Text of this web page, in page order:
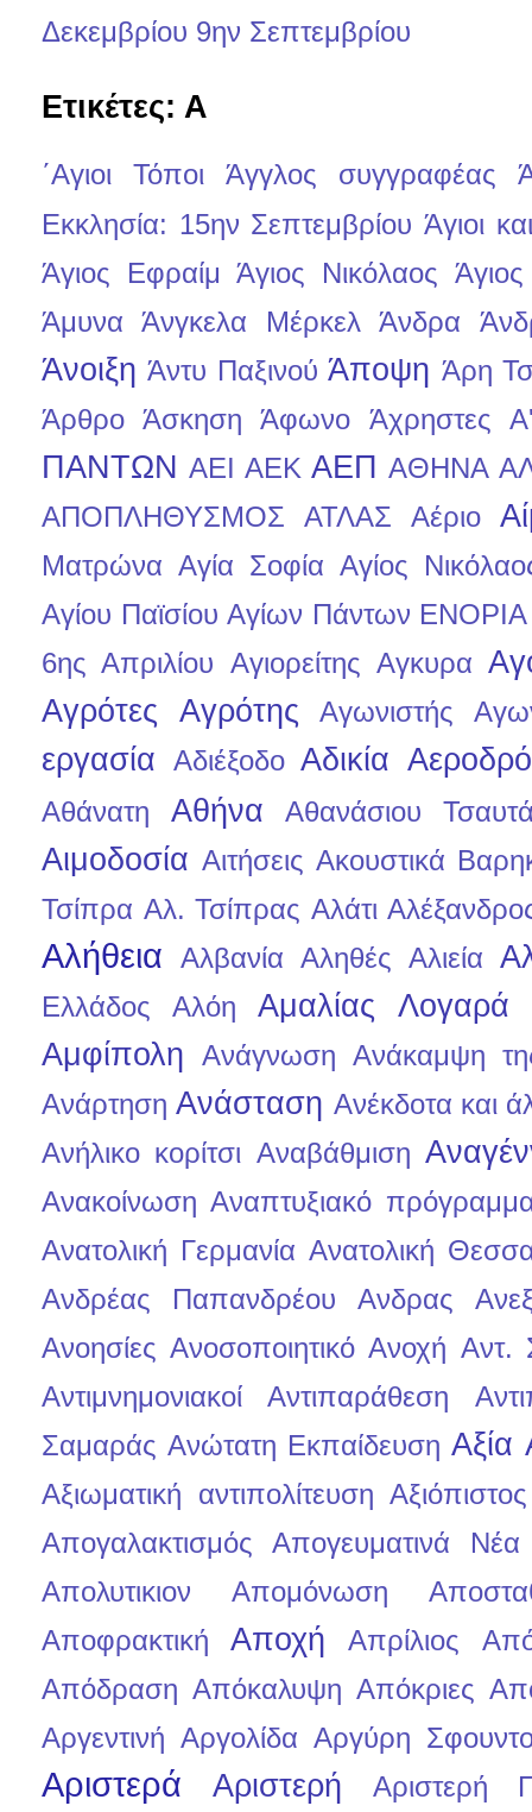
Δεκεμβρίου 9ην Σεπτεμβρίου
Ετικέτες: Α
΄Αγιοι Τόποι Άγγλος συγγραφέας
Εκκλησία: 15ην Σεπτεμβρίου Άγιοι
Άγιος Εφραίμ Άγιος Νικόλαος
Άμυνα
Άνγκελα Μέρκελ Άνδρα
Άνοιξη Άντυ Παξινού Άποψη Άρη
Άρθρο Άσκηση Άφωνο Άχρηστες
ΠΑΝΤΩΝ ΑΕΙ ΑΕΚ ΑΕΠ ΑΘΗΝΑ
ΑΠΟΠΛΗΘΥΣΜΟΣ
ΑΤΛΑΣ Αέριο
Ματρώνα Αγία Σοφία Αγίος
Αγίου Παϊσίου Αγίων Πάντων ΕΝΟΡΙΑ
6ης Απριλίου Αγιορείτης Αγκυρα
Αγρότες
Αγρότης Αγωνιστής
εργασία Αδιέξοδο Αδικία
Αθάνατη Αθήνα Αθανάσιου
Αιμοδοσία Αιτήσεις Ακουστικά
Τσίπρα Αλ. Τσίπρας Αλάτι
Αλήθεια Αλβανία Αληθές Αλιεία
Ελλάδος Αλόη
Αμαλίας Λογαρά
Αμφίπολη
Ανάγνωση Ανάκαμψη
Ανάρτηση Ανάσταση Ανέκδοτα και
Ανήλικο κορίτσι Αναβάθμιση
Ανακοίνωση Αναπτυξιακό
Ανατολική Γερμανία Ανατολική
Ανδρέας Παπανδρέου
Ανδρας
Ανοησίες Ανοσοποιητικό Ανοχή Αντ.
Αντιμνημονιακοί
Αντιπαράθεση
Σαμαράς Ανώτατη Εκπαίδευση Αξία
Αξιωματική αντιπολίτευση
Απογαλακτισμός
Απογευματινά Νέα
Απολυτικιον
Απομόνωση
Αποφρακτική
Αποχή Απρίλιος
Απόδραση Απόκαλυψη Απόκριες
Αργεντινή Αργολίδα Αργύρη
Αριστερά Αριστερή Αριστερή